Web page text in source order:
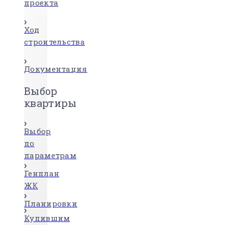
проекта
Ход
строительства
Документация
Выбор
квартиры
Выбор
по
параметрам
Генплан
ЖК
Планировки
Купившим